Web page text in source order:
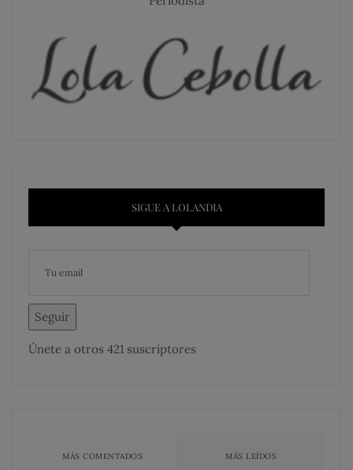
SIGUE A LOLANDIA
Seguir
Únete a otros 421 suscriptores
MÁS COMENTADOS MÁS LEÍDOS